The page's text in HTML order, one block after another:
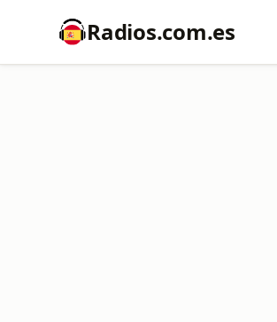
Radios.com.es